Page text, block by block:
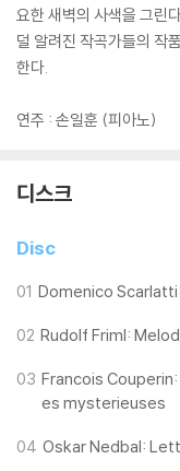
요한 새벽의 사색을 그린
덜 알려진 작곡가들의 작
한다.
연주 : 손일훈 (피아노)
디스크
Disc
01 Domenico
02 Rudolf Friml:
03 Francois
es mysterieuses
04 Oskar Nedbal: